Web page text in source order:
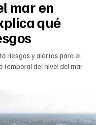
mar en
qué
riesgos y alertas para el
temporal del nivel del mar